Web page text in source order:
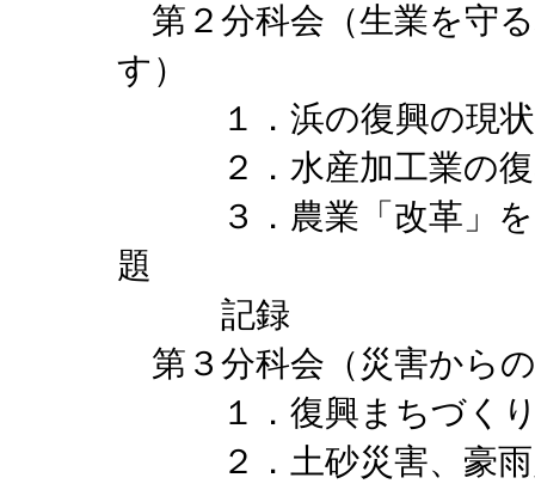
第２分科会（生業を守
す）
１．浜の復興の現
２．水産加工業の
３．農業「改革」を
題
記録
第３分科会（災害から
１．復興まちづくり
２．土砂災害、豪雨